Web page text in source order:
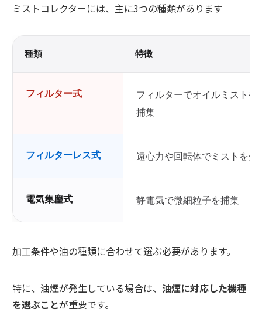
ミストコレクターには、主に3つの種類があります
種類 特徴
フィルター式
フィルターでオイルミストや
捕集
フィルターレス式 遠心力や回転体でミストを分
電気集塵式 静電気で微細粒子を捕集
加工条件や油の種類に合わせて選ぶ必要があります。
特に、油煙が発生している場合は、 油煙に対応した機種
を選ぶことが重要です。